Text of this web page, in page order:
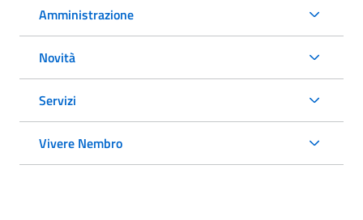
Amministrazione
Novità
Servizi
Vivere Nembro